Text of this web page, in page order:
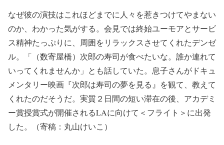
なぜ彼の演技はこれほどまでに人々を惹きつけてやまない
のか、わかった気がする。会見では終始ユーモアとサービ
ス精神たっぷりに、周囲をリラックスさせてくれたデンゼ
ル。「（数寄屋橋）次郎の寿司が食べたいな。誰か連れて
いってくれませんか」とも話していた。息子さんがドキュ
メンタリー映画『次郎は寿司の夢を見る』を観て、教えて
くれたのだそうだ。実質２日間の短い滞在の後、アカデミ
ー賞授賞式が開催されるLAに向けて＜フライト＞に出発
した。（寄稿：丸山けいこ）